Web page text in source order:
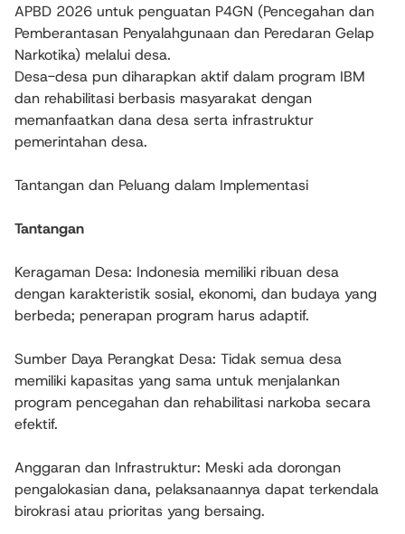
APBD 2026 untuk penguatan P4GN (Pencegahan dan
Pemberantasan Penyalahgunaan dan Peredaran Gelap
Narkotika) melalui desa.
Desa-desa pun diharapkan aktif dalam program IBM
dan rehabilitasi berbasis masyarakat dengan
memanfaatkan dana desa serta infrastruktur
pemerintahan desa.
Tantangan dan Peluang dalam Implementasi
Tantangan
Keragaman Desa: Indonesia memiliki ribuan desa
dengan karakteristik sosial, ekonomi, dan budaya yang
berbeda; penerapan program harus adaptif.
Sumber Daya Perangkat Desa: Tidak semua desa
memiliki kapasitas yang sama untuk menjalankan
program pencegahan dan rehabilitasi narkoba secara
efektif.
Anggaran dan Infrastruktur: Meski ada dorongan
pengalokasian dana, pelaksanaannya dapat terkendala
birokrasi atau prioritas yang bersaing.